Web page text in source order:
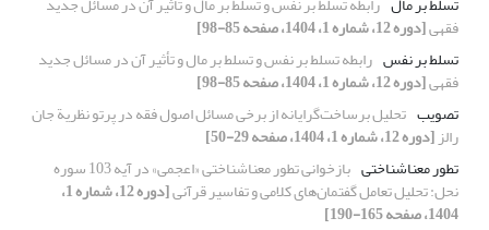
فقهی[دوره 12، شماره 1، 1404، صفحه 85-98]
تسلط بر نفس رابطه تسلط بر نفس و تسلط بر مال و تأثیر آن در مسائل جدید
فقهی[دوره 12، شماره 1، 1404، صفحه 85-98]
تصویب تحلیل برساخت‌گرایانه از برخی مسائل اصول فقه در پرتو نظریة جان
رالز[دوره 12، شماره 1، 1404، صفحه 29-50]
تطور معناشناختی
بازخوانی تطور معناشناختی «اعجمی» در آیه 103 سوره
نحل: تحلیل تعامل گفتمان‌های کلامی و تفاسیر قرآنی [دوره 12، شماره 1،
1404، صفحه 165-190]